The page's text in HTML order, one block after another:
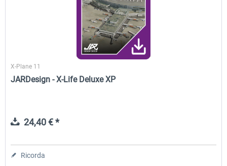
X-Plane 11
JARDesign - X-Life Deluxe XP
24,40 € *
Ricorda